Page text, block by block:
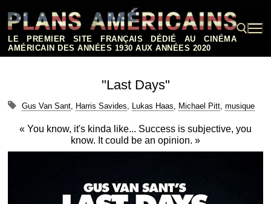
contenu
LE PREMIER SITE FRANÇAIS DÉDIÉ AU CINÉMA
AMÉRICAIN DES ANNÉES 1930 AUX ANNÉES 2020
"Last Days"
Gus Van Sant, Harris Savides, Lukas Haas, Michael Pitt, musique
« You know, it's kinda like... Success is subjective, you
know. It could be an opinion. »